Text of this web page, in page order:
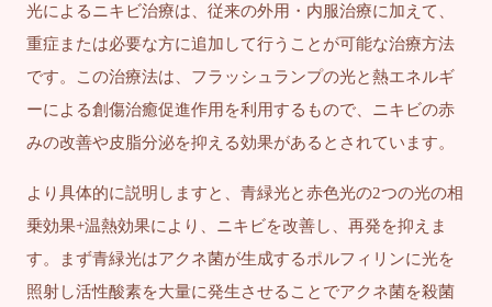
光によるニキビ治療は、従来の外用・内服治療に加えて、
重症または必要な方に追加して行うことが可能な治療方法
です。この治療法は、フラッシュランプの光と熱エネルギ
ーによる創傷治癒促進作用を利用するもので、ニキビの赤
みの改善や皮脂分泌を抑える効果があるとされています。
より具体的に説明しますと、青緑光と赤色光の2つの光の相
乗効果+温熱効果により、ニキビを改善し、再発を抑えま
す。まず青緑光はアクネ菌が生成するポルフィリンに光を
照射し活性酸素を大量に発生させることでアクネ菌を殺菌